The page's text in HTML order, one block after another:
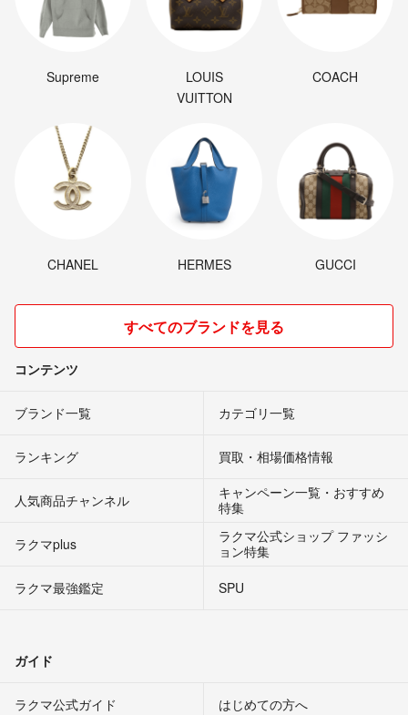
Supreme
LOUIS
VUITTON
COACH
CHANEL HERMES GUCCI
すべてのブランドを見る
コンテンツ
ブランド一覧 カテゴリ一覧
ランキング 買取・相場価格情報
人気商品チャンネル
キャンペーン一覧・おすすめ
特集
ラクマplus
ラクマ公式ショップ ファッシ
ョン特集
ラクマ最強鑑定
SPU
ガイド
ラクマ公式ガイド はじめての方へ